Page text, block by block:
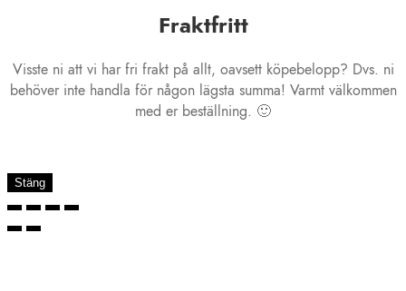
Fraktfritt
Visste ni att vi har fri frakt på allt, oavsett köpebelopp? Dvs. ni
behöver inte handla för någon lägsta summa! Varmt välkommen
med er beställning. 🙂
Stäng